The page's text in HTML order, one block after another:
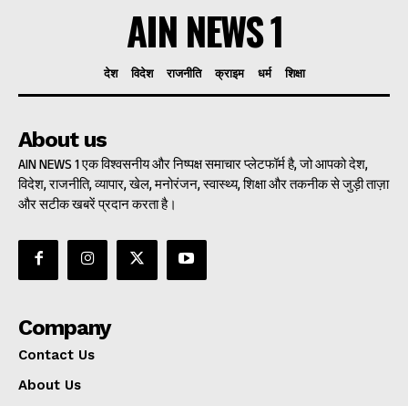
AIN NEWS 1
देश विदेश राजनीति क्राइम धर्म शिक्षा
About us
AIN NEWS 1 एक विश्वसनीय और निष्पक्ष समाचार प्लेटफॉर्म है, जो आपको देश,
विदेश, राजनीति, व्यापार, खेल, मनोरंजन, स्वास्थ्य, शिक्षा और तकनीक से जुड़ी ताज़ा
और सटीक खबरें प्रदान करता है।
Company
Contact Us
About Us